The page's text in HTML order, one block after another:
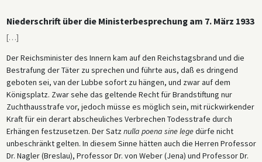
Niederschrift über die Ministerbesprechung am 7. März 1933
[…]
Der Reichsminister des Innern kam auf den Reichstagsbrand und die
Bestrafung der Täter zu sprechen und führte aus, daß es dringend
geboten sei, van der Lubbe sofort zu hängen, und zwar auf dem
Königsplatz. Zwar sehe das geltende Recht für Brandstiftung nur
Zuchthausstrafe vor, jedoch müsse es möglich sein, mit rückwirkender
Kraft für ein derart abscheuliches Verbrechen Todesstrafe durch
Erhängen festzusetzen. Der Satznulla poena sine legedürfe nicht
unbeschränkt gelten. In diesem Sinne hätten auch die Herren Professor
Dr. Nagler (Breslau), Professor Dr. von Weber (Jena) und Professor Dr.